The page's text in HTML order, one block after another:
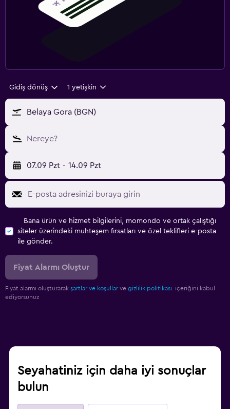
Gidiş dönüş 1 yetişkin
Belaya Gora (BGN)
Nereye?
07.09 Pzt - 14.09 Pzt
Bana ürün ve hizmet bilgilerini, momondo ve ortak çalıştığı
siteler üzerindeki muhteşem fırsatları ve özel teklifleri e-posta
ile gönder.
Fiyat Alarmı Oluştur
Fiyat alarmı oluşturarak şartlar ve koşullar ve gizlilik politikası.
içeriğini kabul
ediyorsunuz
Seyahatiniz için daha iyi sonuçlar
bulun